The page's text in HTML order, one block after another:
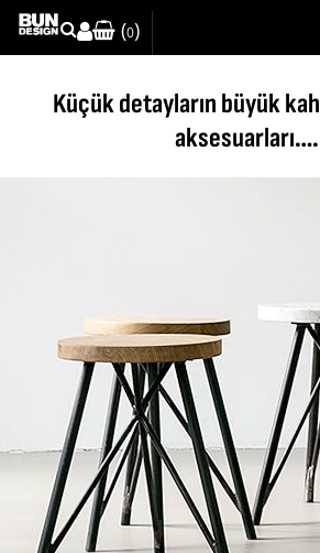
(0)
Küçük detayların büyük
aksesuarları….